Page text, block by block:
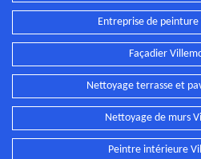
Entreprise de
Façadier
Nettoyage terrasse et
Nettoyage de murs
Peintre intérieure